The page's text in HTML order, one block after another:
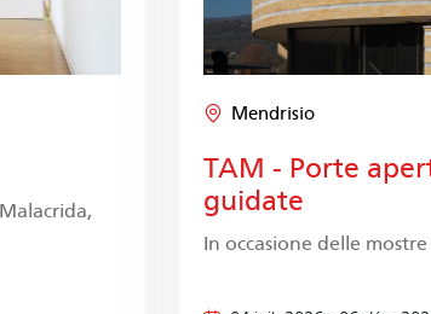
Mendrisio
TAM - Porte
guidate
In occasione delle mostre